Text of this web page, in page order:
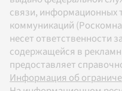
связи, информационных
коммуникаций
несет ответственности
содержащейся в
предоставляет
Информация об